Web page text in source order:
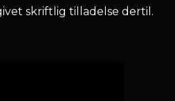
skriftlig tilladelse dertil.